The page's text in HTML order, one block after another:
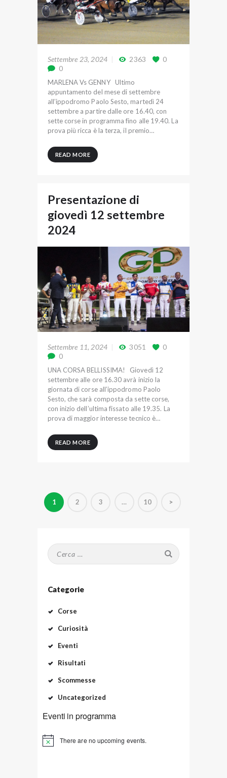
Settembre 23, 2024 2363
0
0
MARLENA Vs GENNY Ultimo
appuntamento del mese di settembre
all’ippodromo Paolo Sesto, martedì 24
settembre a partire dalle ore 16.40, con
sette corse in programma fino alle 19.40. La
prova più ricca è la terza, il premio…
READ MORE
Presentazione di
giovedì 12 settembre
2024
Settembre 11, 2024 3051
0
0
UNA CORSA BELLISSIMA! Giovedì 12
settembre alle ore 16.30 avrà inizio la
giornata di corse all’ippodromo Paolo
Sesto, che sarà composta da sette corse,
con inizio dell’ultima fissato alle 19.35. La
prova di maggior interesse tecnico è…
READ MORE
a
PAGE
1 PAGE
2 PAGE
3 … PAGE
10 >
Ricerca
per:
Categorie
Corse
Curiosità
Eventi
Risultati
Scommesse
Uncategorized
Eventi in programma
There are no upcoming events.